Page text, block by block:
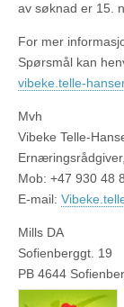
av søknad er 15.
For mer
Spørsmål kan
vibeke.telle-
Mvh
Vibeke Telle-
Mob: +47 930 48
E-mail:
Mills DA
Sofienberggt. 19
PB 4644